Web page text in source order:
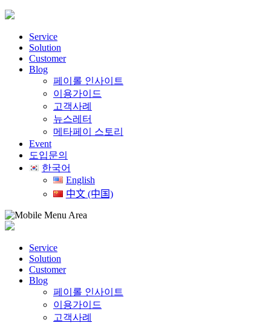
Skip
contentService
Solution
Customer
Blog
페이롤 인사이트
이용가이드
고객사례
뉴스레터
메타페이 스토리
Event
도입문의
한국어
English
中文 (中国)
Service
Solution
Customer
Blog
페이롤 인사이트
이용가이드
고객사례